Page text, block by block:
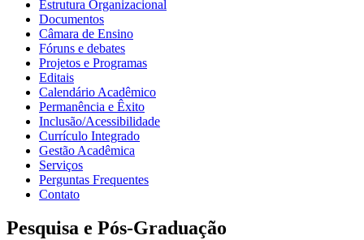
Estrutura Organizacional
Documentos
Câmara de Ensino
Fóruns e debates
Projetos e Programas
Editais
Calendário Acadêmico
Permanência e Êxito
Inclusão/Acessibilidade
Currículo Integrado
Gestão Acadêmica
Serviços
Perguntas Frequentes
Contato
Pesquisa e Pós-Graduação